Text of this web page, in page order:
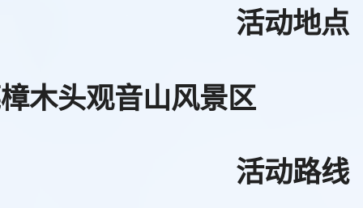
活动地点
木头观音山风景区
活动路线